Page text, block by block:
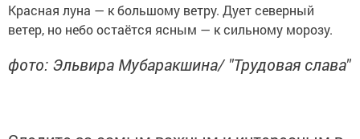
Красная луна — к большому ветру. Дует северный
ветер, но небо остаётся ясным — к сильному морозу.
фото: Эльвира Мубаракшина/ "Трудовая слава"